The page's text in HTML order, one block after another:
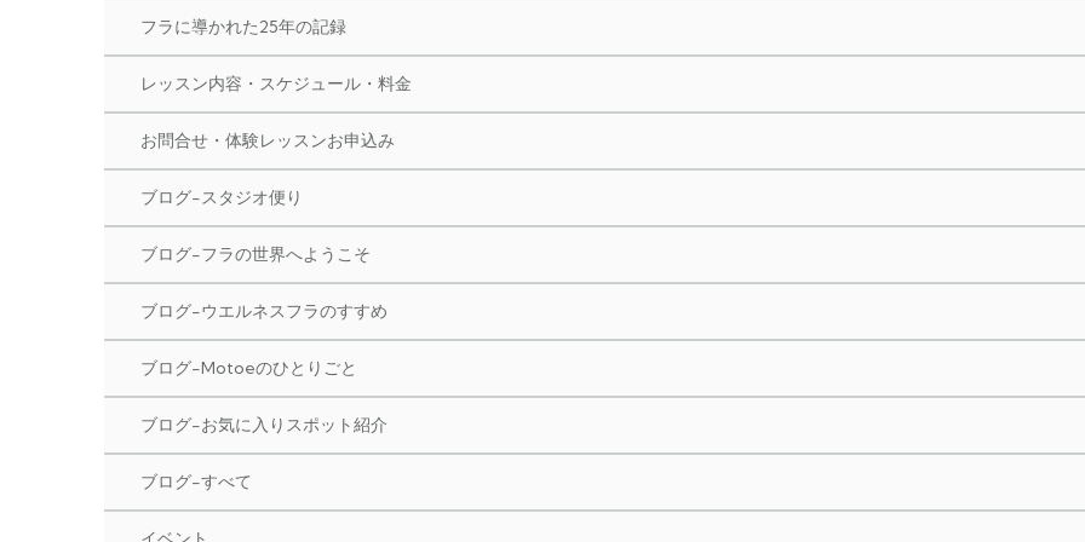
フラに導かれた25年の記録
レッスン内容・スケジュール・料金
お問合せ・体験レッスンお申込み
ブログ-スタジオ便り
ブログ-フラの世界へようこそ
ブログ-ウエルネスフラのすすめ
ブログ-Motoeのひとりごと
ブログ-お気に入りスポット紹介
ブログ-すべて